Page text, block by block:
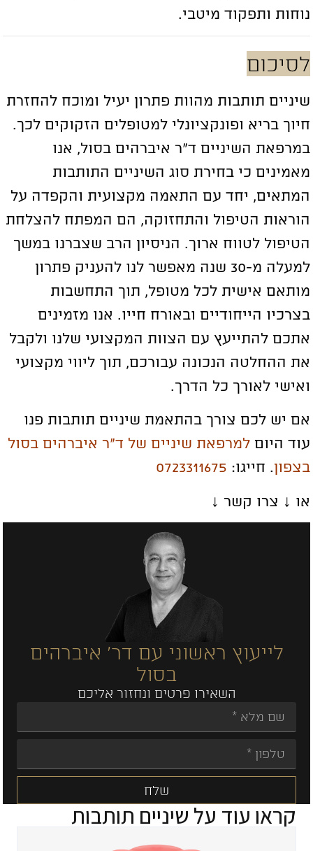
ותפקוד מיטבי.
תותבות מהוות פתרון יעיל ומוכח להחזרת
בריא ופונקציונלי למטופלים הזקוקים לכך.
השיניים ד”ר איברהים בסול, אנו
כי בחירת סוג השיניים התותבות
יחד עם התאמה מקצועית והקפדה על
הטיפול והתחזוקה, הם המפתח להצלחת
לטווח ארוך. הניסיון הרב שצברנו במשך
למעלה מ-30 שנה מאפשר לנו להעניק פתרון
אישית לכל מטופל, תוך התחשבות
הייחודיים ובאורח חייו. אנו מזמינים
להתייעץ עם הצוות המקצועי שלנו ולקבל
ההחלטה הנכונה עבורכם, תוך ליווי מקצועי
לאורך כל הדרך.
יש לכם צורך בהתאמת שיניים תותבות פנו
היום למרפאת שיניים של ד”ר איברהים בסול
. חייגו: 0723311675
↓ צרו קשר ↓
לייעוץ ראשוני עם דר' איברהים
בסול
השאירו פרטים ונחזור אליכם
שלח
Alternative:
קראו עוד עלשיניים תותבות